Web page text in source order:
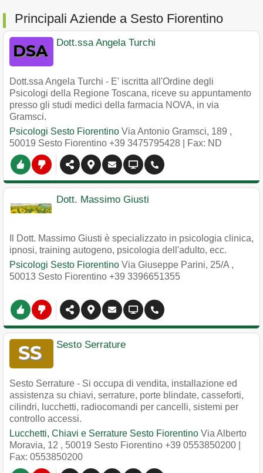
Principali Aziende a Sesto Fiorentino
Dott.ssa Angela Turchi
Dott.ssa Angela Turchi - E' iscritta all'Ordine degli
Psicologi della Regione Toscana, riceve su appuntamento
presso gli studi medici della farmacia NOVA, in via
Gramsci.
Psicologi Sesto Fiorentino Via Antonio Gramsci, 189 ,
50019 Sesto Fiorentino +39 3475795428 | Fax: ND
Dott. Massimo Giusti
Il Dott. Massimo Giusti è specializzato in psicologia clinica,
ipnosi, training autogeno, psicologia dell'adulto, ecc.
Psicologi Sesto Fiorentino Via Giuseppe Parini, 25/A ,
50013 Sesto Fiorentino +39 3396651355
Sesto Serrature
Sesto Serrature - Si occupa di vendita, installazione ed
assistenza su chiavi, serrature, porte blindate, casseforti,
cilindri, lucchetti, radiocomandi per cancelli, sistemi per
controllo accessi.
Lucchetti, Chiavi e Serrature Sesto Fiorentino Via Alberto
Moravia, 12 , 50019 Sesto Fiorentino +39 0553850200
Fax: 0553850200